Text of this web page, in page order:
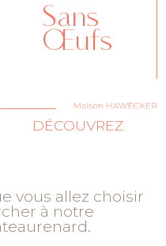
Sans
Œufs
DÉCOUVREZ
vous allez choisir
à notre